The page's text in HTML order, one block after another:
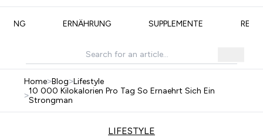
ERNÄHRUNG SUPPLEMENTE
Home>Blog>Lifestyle
>10 000 Kilokalorien Pro Tag So Ernaehrt Sich Ein
Strongman
LIFESTYLE